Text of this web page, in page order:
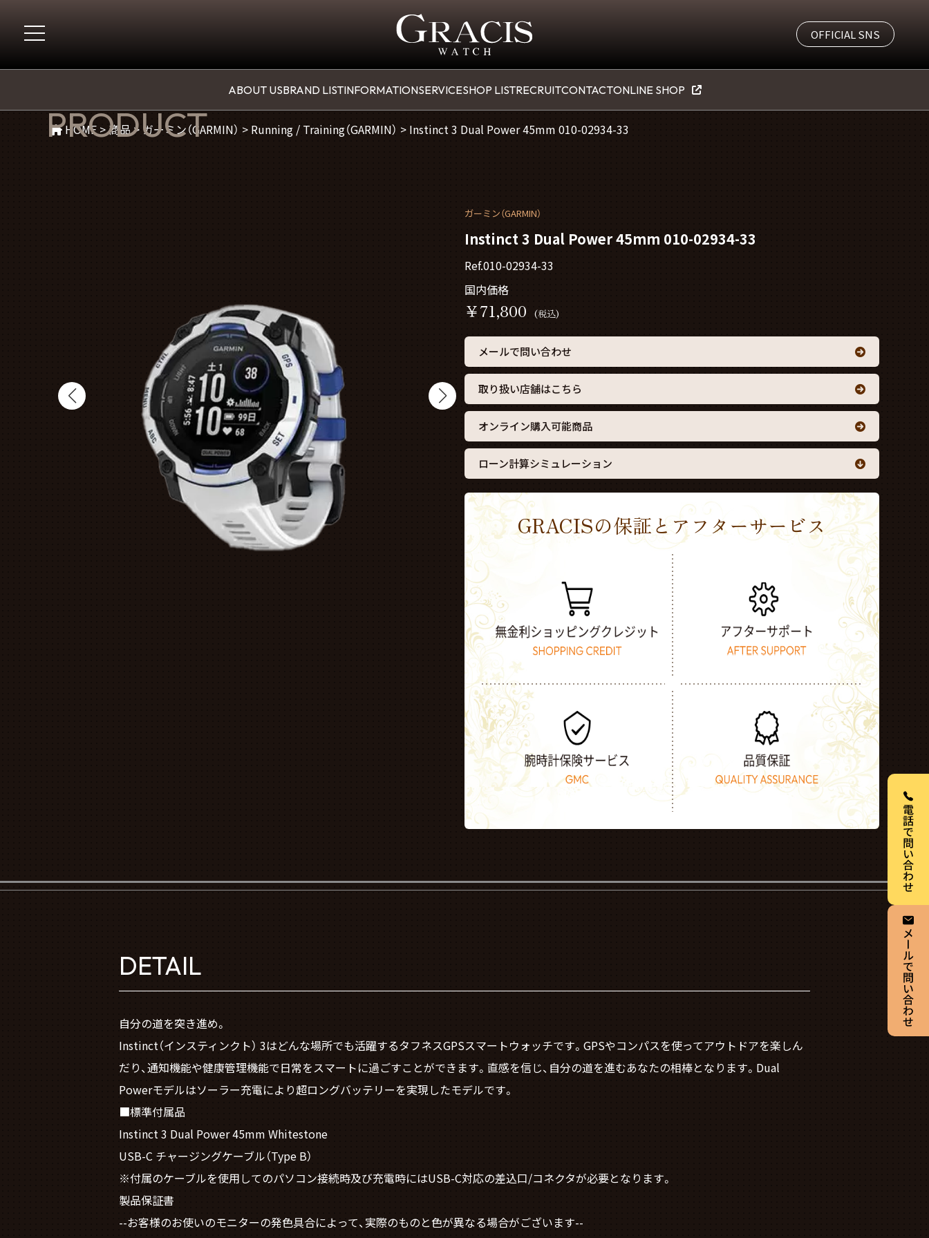
OFFICIAL SNS
ABOUT USBRAND LISTINFORMATIONSERVICESHOP LISTRECRUITCONTACTONLINE SHOP
PRODUCT
HOME>商品> ガーミン（GARMIN） > Running / Training（GARMIN） > Instinct 3 Dual Power 45mm 010-02934-33
ガーミン（GARMIN）
Instinct 3 Dual Power 45mm 010-02934-33
Ref.010-02934-33
国内価格
￥71,800 (税込)
メールで問い合わせ
取り扱い店舗はこちら
オンライン購入可能商品
ローン計算シミュレーション
GRACISの保証とアフターサービス
DETAIL
自分の道を突き進め。
Instinct（インスティンクト） 3はどんな場所でも活躍するタフネスGPSスマートウォッチです。GPSやコンパスを使ってアウトドアを楽しん
だり、通知機能や健康管理機能で日常をスマートに過ごすことができます。直感を信じ、自分の道を進むあなたの相棒となります。Dual
Powerモデルはソーラー充電により超ロングバッテリーを実現したモデルです。
■標準付属品
Instinct 3 Dual Power 45mm Whitestone
USB-C チャージングケーブル（Type B）
※付属のケーブルを使用してのパソコン接続時及び充電時にはUSB-C対応の差込口/コネクタが必要となります。
製品保証書
--お客様のお使いのモニターの発色具合によって、実際のものと色が異なる場合がございます--